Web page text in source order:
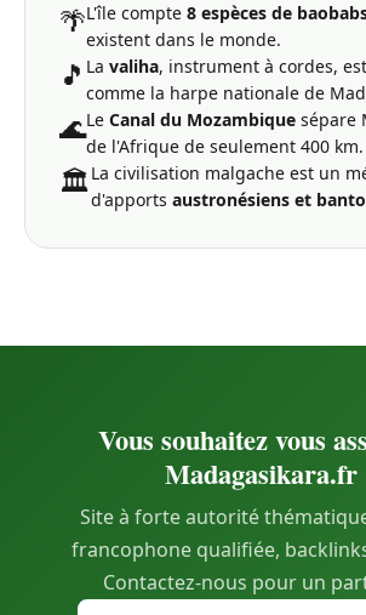
🌴L'île compte 8 espèces de
existent dans le monde.
🎵 La valiha, instrument à cordes,
comme la harpe nationale de
🌊Le Canal du Mozambique sépare
de l'Afrique de seulement 400 km.
🏛️La civilisation malgache est un
d'apports austronésiens et
Vous souhaitez vous
Madagasikara.fr
Site à forte autorité
francophone qualifiée,
Contactez-nous pour un